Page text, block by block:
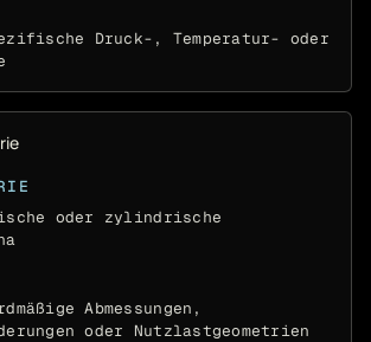
Druck-, Temperatur- oder
oder zylindrische
Abmessungen,
oder Nutzlastgeometrien